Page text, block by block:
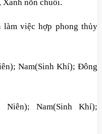
Xanh nõn chuối.
làm việc hợp phong thủy
Nam(Sinh Khí); Đông
Nam(Sinh Khí);